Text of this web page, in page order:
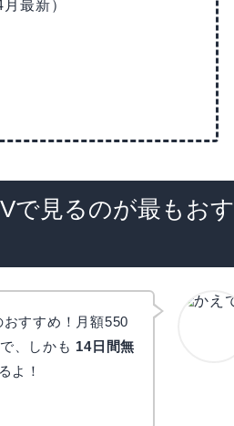
最新）
で見るのが最もおす
おすすめ！月額550
、しかも 14日間無
よ！